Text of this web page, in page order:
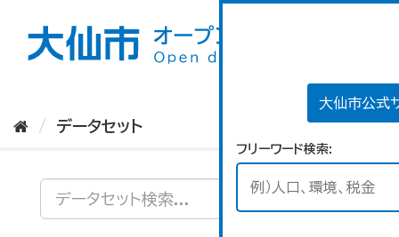
大仙市公式
フリーワード検索
データセット